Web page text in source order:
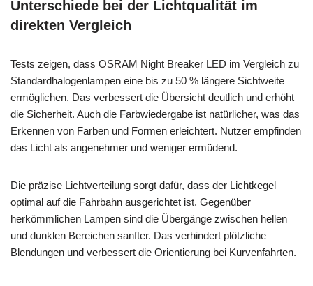
Unterschiede bei der Lichtqualität im
direkten Vergleich
Tests zeigen, dass OSRAM Night Breaker LED im Vergleich zu
Standardhalogenlampen eine bis zu 50 % längere Sichtweite
ermöglichen. Das verbessert die Übersicht deutlich und erhöht
die Sicherheit. Auch die Farbwiedergabe ist natürlicher, was das
Erkennen von Farben und Formen erleichtert. Nutzer empfinden
das Licht als angenehmer und weniger ermüdend.
Die präzise Lichtverteilung sorgt dafür, dass der Lichtkegel
optimal auf die Fahrbahn ausgerichtet ist. Gegenüber
herkömmlichen Lampen sind die Übergänge zwischen hellen
und dunklen Bereichen sanfter. Das verhindert plötzliche
Blendungen und verbessert die Orientierung bei Kurvenfahrten.